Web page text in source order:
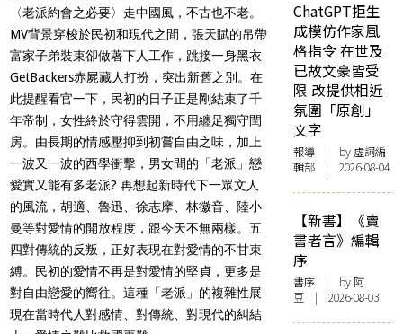
〈老派約會之必要〉走中國風，不古也不老。
MV背景穿梭於民初和現代之間，張天賦的吊帶
富家子弟裝束卻做著下人工作，跳接一身黑衣
GetBackers赤屍藏人打扮，突出新舊之別。在
此提醒看官一下，民初的日子正是剛結束了千
年帝制，女性終於守得雲開，不用纏足獨守閏
房。由長期的情感壓抑到初嘗自由之味，加上
一波又一波的西學衝擊，男女間的「老派」戀
愛實又能有多老派? 再想起新時代下一眾文人
的風流，胡適、魯迅、徐志摩、林徽音、陸小
曼等對愛情的開放程度，跟今天不無兩樣。五
四對傳統的反叛，正好表現在對愛情的不甘束
縛。民初的愛情不再是對愛情的堅貞，更多是
對自由戀愛的嚮往。這種「老派」的複雜性展
現在當時代人對感情、對傳統、對現代的糾結
ChatGPT拒生
成模仿作家風
格指令 在世及
已故文豪皆受
限 改提供相近
氛圍「原創」
文字
報導 | by 虛詞編
輯部 | 2026-08-04
【新書】《賣
書者言》編輯
序
書序 | by 阿
豆 | 2026-08-03